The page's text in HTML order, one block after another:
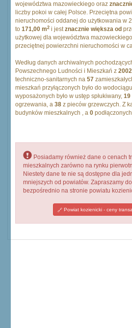
województwa mazowieckiego oraz
liczby pokoi w całej Polsce. Przeciętna
nieruchomości oddanej do użytkowania w
to 171,00 m2 i jestznacznie większa od
użytkowej dla województwa
przeciętnej powierzchni nieruchomości w
Według danych archiwalnych
Powszechnego Ludności i Mieszkań z 2002
techniczno-sanitarnych na 57
mieszkań przyłączonych było do
wyposażonych było w ustęp spłukiwany, 19
ogrzewania, a 38 z pieców grzewczych. Z
budynków mieszkalnych , a 0
Posiadamy również dane o cenach
mieszkalnych zarówno na rynku
Niestety dane te nie są dostępne dla
mniejszych od powiatów. Zapraszamy
bezpośrednio na stronie powiatu
Powiat kozienicki - ceny